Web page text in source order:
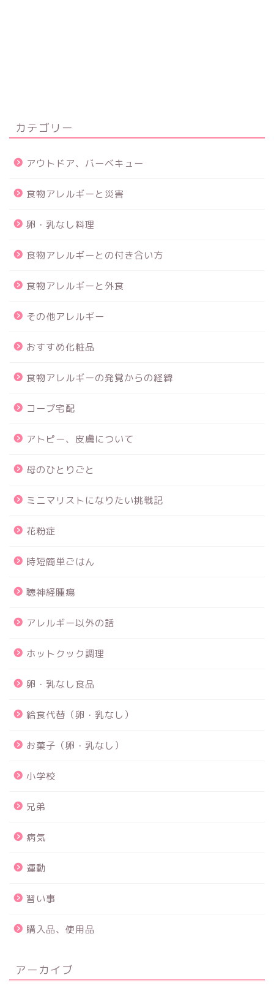
カテゴリー
アウトドア、バーベキュー
食物アレルギーと災害
卵・乳なし料理
食物アレルギーとの付き合い方
食物アレルギーと外食
その他アレルギー
おすすめ化粧品
食物アレルギーの発覚からの経緯
コープ宅配
アトピー、皮膚について
母のひとりごと
ミニマリストになりたい挑戦記
花粉症
時短簡単ごはん
聴神経腫瘍
アレルギー以外の話
ホットクック調理
卵・乳なし食品
給食代替（卵・乳なし）
お菓子（卵・乳なし）
小学校
兄弟
病気
運動
習い事
購入品、使用品
アーカイブ